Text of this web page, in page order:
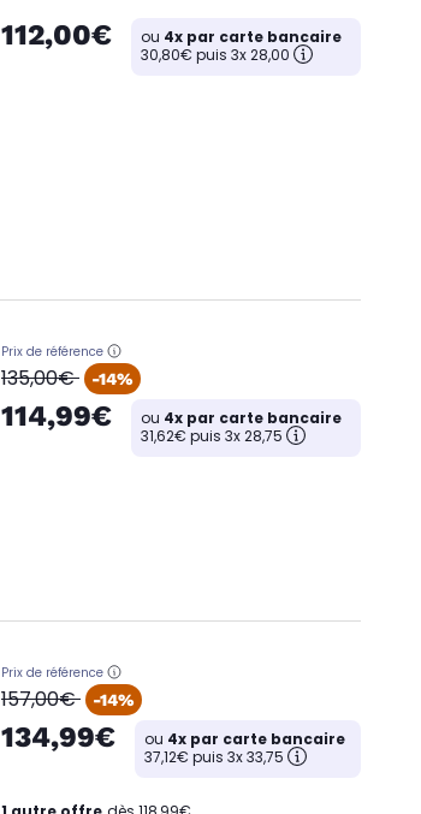
112,00€ ou 4x par carte bancaire
30,80€ puis 3x 28,00
Prix de référence
oldPrice
135,00€ -14%
114,99€ ou 4x par carte bancaire
31,62€ puis 3x 28,75
Prix de référence
oldPrice
157,00€ -14%
134,99€ ou 4x par carte bancaire
37,12€ puis 3x 33,75